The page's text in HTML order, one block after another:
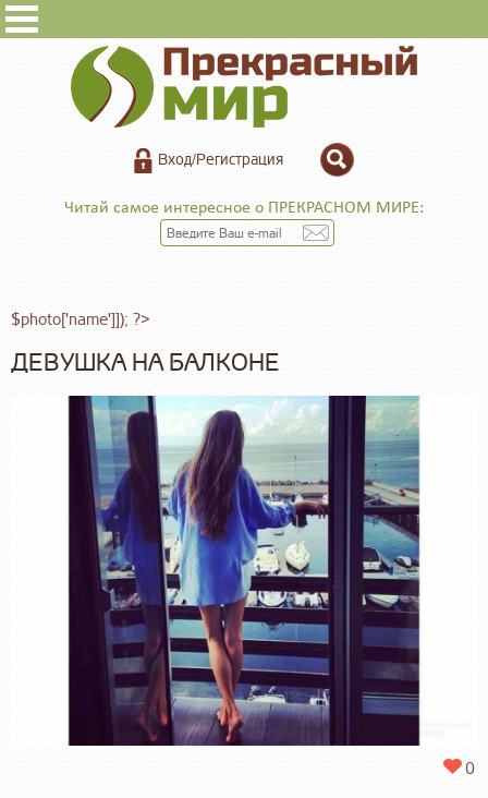
Вход/Регистрация
Читай самое интересное о ПРЕКРАСНОМ МИРЕ:
$photo['name']]); ?>
ДЕВУШКА НА БАЛКОНЕ
0